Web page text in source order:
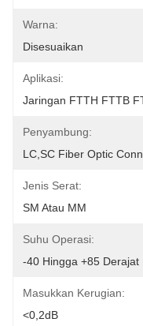
Warna:
Disesuaikan
Aplikasi:
Jaringan FTTH FTTB
Penyambung:
LC,SC Fiber Optic
Jenis Serat:
SM Atau MM
Suhu Operasi:
-40 Hingga +85 Derajat
Masukkan Kerugian:
<0,2dB